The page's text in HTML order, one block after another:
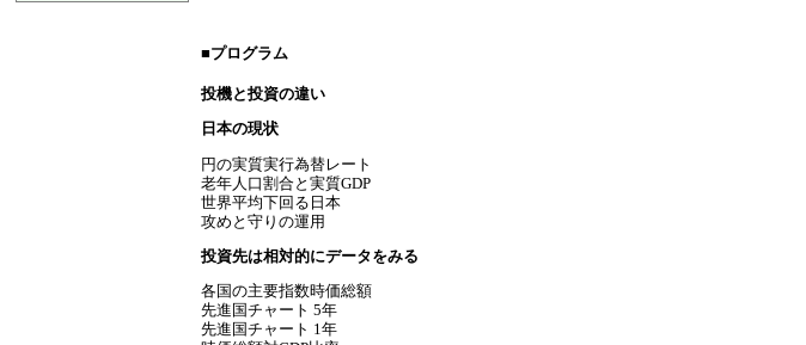
■プログラム
投機と投資の違い
日本の現状
円の実質実行為替レート
老年人口割合と実質GDP
世界平均下回る日本
攻めと 守りの運用
投資先は相対的にデータをみる
各国の主要指数時価総額
先進国チャート 5年
先進国チャート 1年